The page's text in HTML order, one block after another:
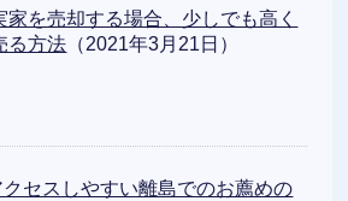
家を売却する場合、少しでも高く
る方法 （2021年3月21日）
セスしやすい離島でのお薦めの